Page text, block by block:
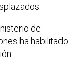
de
ha habilitado